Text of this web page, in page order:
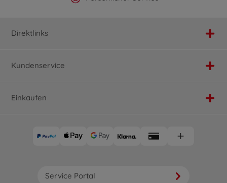
Direktlinks
Kundenservice
Einkaufen
Service Portal